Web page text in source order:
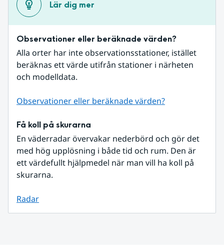
Lär dig mer
Observationer eller beräknade värden?
Alla orter har inte observationsstationer, istället
beräknas ett värde utifrån stationer i närheten
och modelldata.
Observationer eller beräknade värden?
Få koll på skurarna
En väderradar övervakar nederbörd och gör det
med hög upplösning i både tid och rum. Den är
ett värdefullt hjälpmedel när man vill ha koll på
skurarna.
Radar